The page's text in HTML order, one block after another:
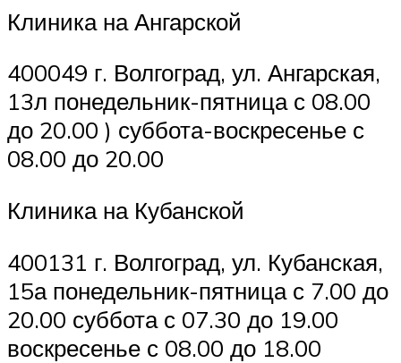
Клиника на Ангарской
400049 г. Волгоград, ул. Ангарская,
13л понедельник-пятница с 08.00
до 20.00 ) суббота-воскресенье с
08.00 до 20.00
Клиника на Кубанской
400131 г. Волгоград, ул. Кубанская,
15а понедельник-пятница с 7.00 до
20.00 суббота с 07.30 до 19.00
воскресенье с 08.00 до 18.00